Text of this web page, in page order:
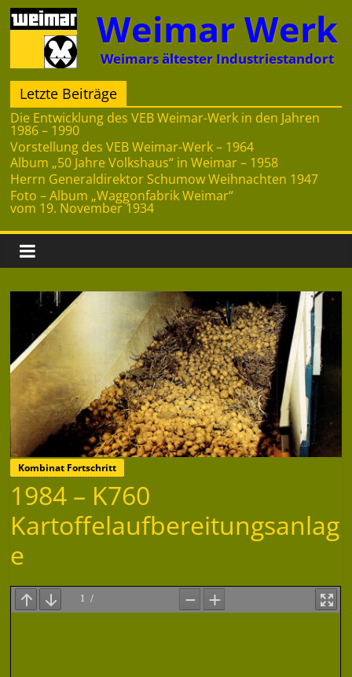
Zum
Inhalt
springen
Weimar Werk
Weimars ältester Industriestandort
Letzte Beiträge
Die Entwicklung des VEB Weimar-Werk in den Jahren
1986 – 1990
Vorstellung des VEB Weimar-Werk – 1964
Album „50 Jahre Volkshaus“ in Weimar – 1958
Herrn Generaldirektor Schumow Weihnachten 1947
Foto – Album „Waggonfabrik Weimar“
vom 19. November 1934
Kombinat Fortschritt
1984 – K760
Kartoffelaufbereitungsanlag
e